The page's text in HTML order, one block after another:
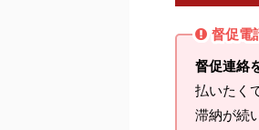
督促電
督促連絡
払いたく
滞納が続